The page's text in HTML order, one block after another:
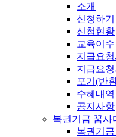
소개
신청하기
신청현황
교육이
지급요
지급요
포기(반
수혜내역
공지사항
복권기금 꿈사
복권기